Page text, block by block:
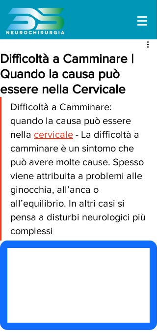
Difficoltà a Camminare |
Quando la causa può
essere nella Cervicale
Difficoltà a Camminare:
quando la causa può essere
nella cervicale - La difficoltà a
camminare è un sintomo che
può avere molte cause. Spesso
viene attribuita a problemi alle
ginocchia, all’anca o
all’equilibrio. In altri casi si
pensa a disturbi neurologici più
complessi